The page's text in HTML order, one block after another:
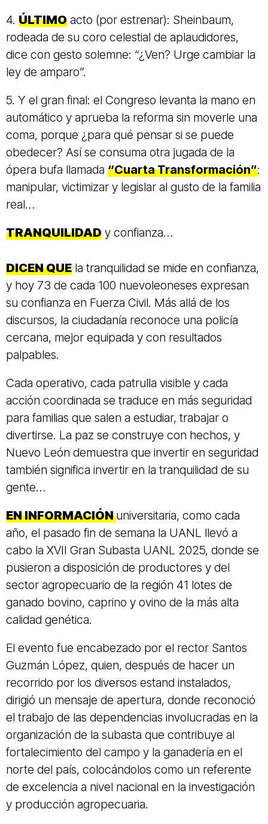
4. ÚLTIMO acto (por estrenar): Sheinbaum,
rodeada de su coro celestial de aplaudidores,
dice con gesto solemne: “¿Ven? Urge cambiar la
ley de amparo”.
5. Y el gran final: el Congreso levanta la mano en
automático y aprueba la reforma sin moverle una
coma, porque ¿para qué pensar si se puede
obedecer? Así se consuma otra jugada de la
ópera bufa llamada “Cuarta Transformación”:
manipular, victimizar y legislar al gusto de la familia
real…
TRANQUILIDAD y confianza…
DICEN QUE la tranquilidad se mide en confianza,
y hoy 73 de cada 100 nuevoleoneses expresan
su confianza en Fuerza Civil. Más allá de los
discursos, la ciudadanía reconoce una policía
cercana, mejor equipada y con resultados
palpables.
Cada operativo, cada patrulla visible y cada
acción coordinada se traduce en más seguridad
para familias que salen a estudiar, trabajar o
divertirse. La paz se construye con hechos, y
Nuevo León demuestra que invertir en seguridad
también significa invertir en la tranquilidad de su
gente…
EN INFORMACIÓNuniversitaria, como cada
año, el pasado fin de semana la UANL llevó a
cabo la XVII Gran Subasta UANL 2025, donde se
pusieron a disposición de productores y del
sector agropecuario de la región 41 lotes de
ganado bovino, caprino y ovino de la más alta
calidad genética.
El evento fue encabezado por el rector Santos
Guzmán López, quien, después de hacer un
recorrido por los diversos estand instalados,
dirigió un mensaje de apertura, donde reconoció
el trabajo de las dependencias involucradas en la
organización de la subasta que contribuye al
fortalecimiento del campo y la ganadería en el
norte del país, colocándolos como un referente
de excelencia a nivel nacional en la investigación
y producción agropecuaria.